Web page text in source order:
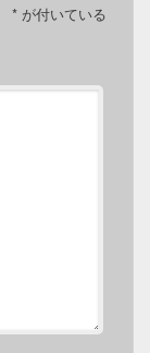
* が付いている